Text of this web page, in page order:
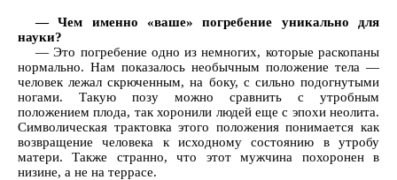
— Чем именно «ваше» погребение уникально для
науки?
— Это погребение одно из немногих, которые раскопаны
нормально. Нам показалось необычным положение тела —
человек лежал скрюченным, на боку, с сильно подогнутыми
ногами. Такую позу можно сравнить с утробным
положением плода, так хоронили людей еще с эпохи неолита.
Символическая трактовка этого положения понимается как
возвращение человека к исходному состоянию в утробу
матери. Также странно, что этот мужчина похоронен в
низине, а не на террасе.